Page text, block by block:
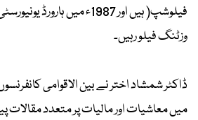
فیلوشپ( ہیں اور 1987ء میں
وزٹنگ فیلو رہیں۔
ڈاکٹر شمشاد اختر نے بین الاقوامی
میں معاشیات اور مالیات پر متعدد